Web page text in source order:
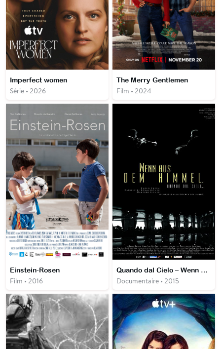
Imperfect women
Série • 2026
The Merry Gentlemen
Film • 2024
Einstein-Rosen
Film • 2016
Quando dal Cielo – Wenn Aus Dem Himmel
Documentaire • 2015